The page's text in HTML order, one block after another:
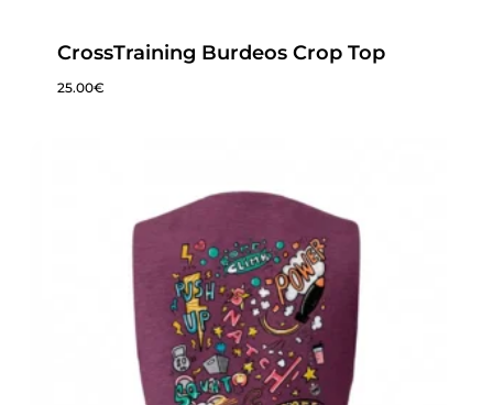
CrossTraining Burdeos Crop Top
25.00€